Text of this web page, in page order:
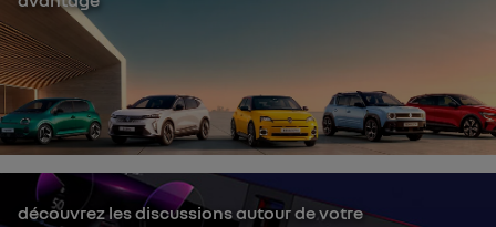
découvrez les discussions autour de votre